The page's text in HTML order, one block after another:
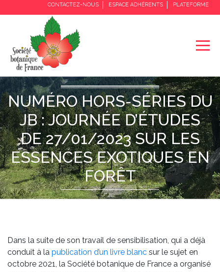
CONTACTEZ-NOUS ESPACE ADHÉRENTS PLATEFORME
Accueil / LA SBF / Numéro Hors-Séries du JB : Journée
d’études de 27/01/2023 sur les essences exotiques en
forêt
NUMÉRO HORS-SÉRIES DU
JB : JOURNÉE D’ÉTUDES
DE 27/01/2023 SUR LES
ESSENCES EXOTIQUES EN
FORÊT
Dans la suite de son travail de sensibilisation, qui a déjà
conduit à la publication d’un livre blanc sur le sujet en
octobre 2021, la Société botanique de France a organisé